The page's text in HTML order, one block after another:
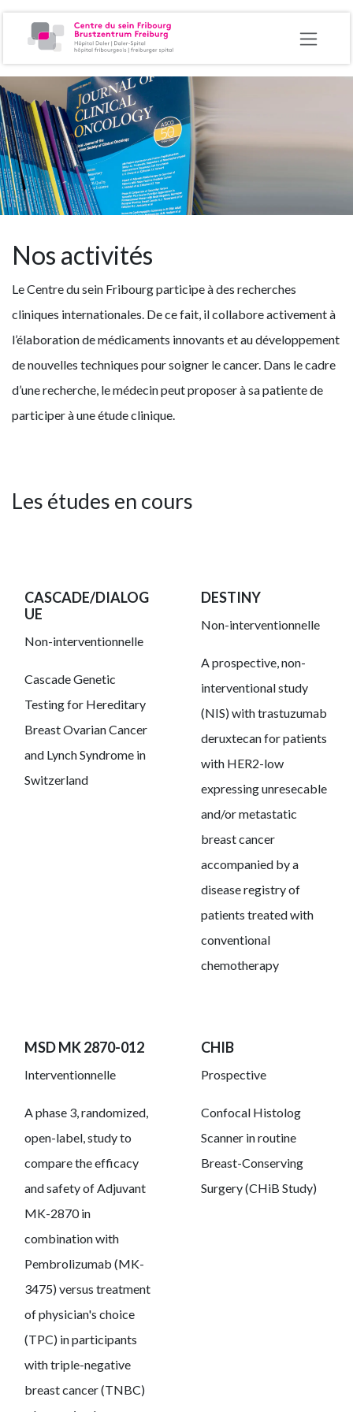
Se rendre au contenu
Nos activités
Le Centre du sein Fribourg participe à des recherches
cliniques internationales. De ce fait, il collabore activement à
l’élaboration de médicaments innovants et au développement
de nouvelles techniques pour soigner le cancer. Dans le cadre
d’une recherche, le médecin peut proposer à sa patiente de
participer à une étude clinique.
Les études en cours
CASCADE/DIALOG
UE
Non-interventionnelle
Cascade Genetic
Testing for Hereditary
Breast Ovarian Cancer
and Lynch Syndrome in
Switzerland
DESTINY
Non-interventionnelle
A prospective, non-
interventional study
(NIS) with trastuzumab
deruxtecan for patients
with HER2-low
expressing unresecable
and/or metastatic
breast cancer
accompanied by a
disease registry of
patients treated with
conventional
chemotherapy
MSD MK 2870-012
Interventionnelle
A phase 3, randomized,
open-label, study to
compare the efficacy
and safety of Adjuvant
MK-2870 in
combination with
Pembrolizumab (MK-
3475) versus treatment
of physician's choice
(TPC) in participants
with triple-negative
breast cancer (TNBC)
CHIB
Prospective
Confocal Histolog
Scanner in routine
Breast-Conserving
Surgery (CHiB Study)